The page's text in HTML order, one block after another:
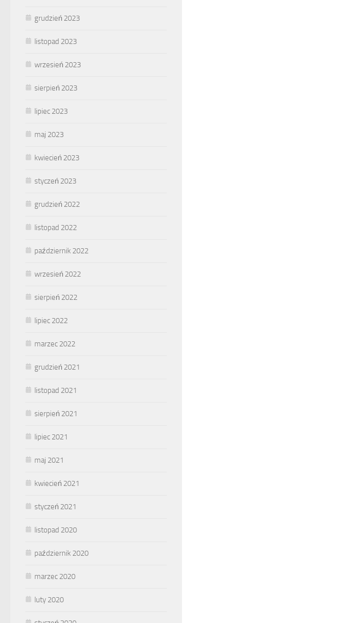
grudzień 2023
listopad 2023
wrzesień 2023
sierpień 2023
lipiec 2023
maj 2023
kwiecień 2023
styczeń 2023
grudzień 2022
listopad 2022
październik 2022
wrzesień 2022
sierpień 2022
lipiec 2022
marzec 2022
grudzień 2021
listopad 2021
sierpień 2021
lipiec 2021
maj 2021
kwiecień 2021
styczeń 2021
listopad 2020
październik 2020
marzec 2020
luty 2020